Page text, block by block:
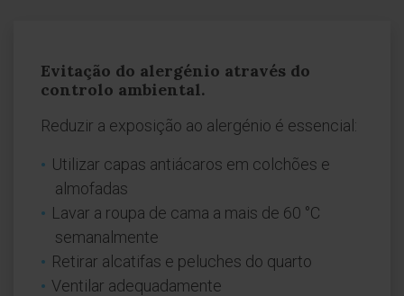
Evitação do alergénio através do
controlo ambiental.
Reduzir a exposição ao alergénio é essencial:
Utilizar capas antiácaros em colchões e
almofadas
Lavar a roupa de cama a mais de 60 °C
semanalmente
Retirar alcatifas e peluches do quarto
Ventilar adequadamente